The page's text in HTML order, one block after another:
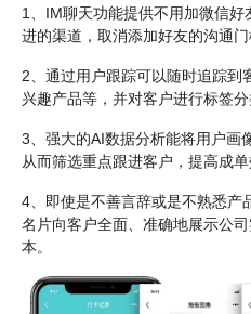
1
、IM聊天功能提供不用加微信
进的渠道，取消添加好友的沟通门
2 、通过用户跟踪可以随时追踪
兴趣产品等，并对客户进行标签分
3 、强大的AI数据分析能将用户
从而筛选重点跟进客户，提高成单
4 、即使是不善言辞或是不熟悉
名片向客户全面、准确地展示公
本。